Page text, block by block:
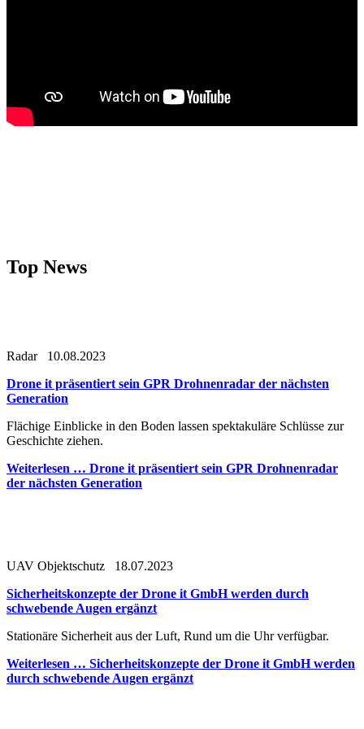
Top News
Radar
10.08.2023
Drone it präsentiert sein GPR Drohnenradar der nächsten
Generation
Flächige Einblicke in den Boden lassen spektakuläre Schlüsse zur
Geschichte ziehen.
Weiterlesen … Drone it präsentiert sein GPR Drohnenradar
der nächsten Generation
UAV Objektschutz
18.07.2023
Sicherheitskonzepte der Drone it GmbH werden durch
schwebende Augen ergänzt
Stationäre Sicherheit aus der Luft, Rund um die Uhr verfügbar.
Weiterlesen … Sicherheitskonzepte der Drone it GmbH werden
durch schwebende Augen ergänzt